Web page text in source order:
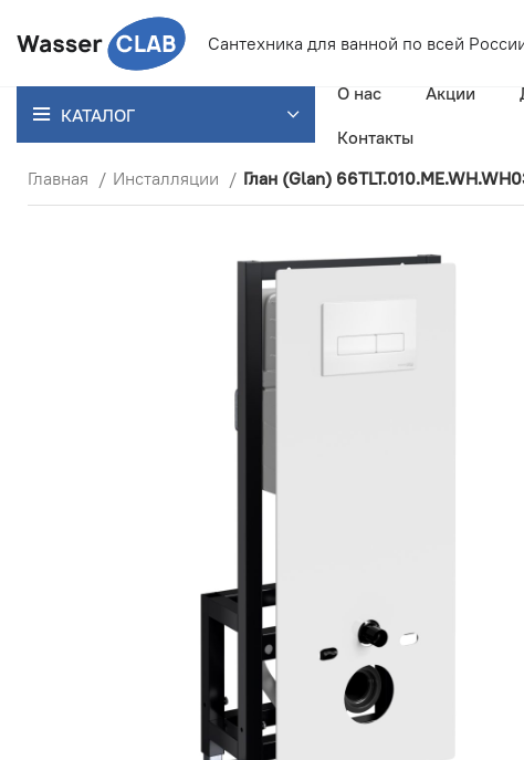
Сантехника для ванной по всей
КАТАЛОГ
О нас Акции
Контакты
Главная
Инсталляции Глан (Glan)